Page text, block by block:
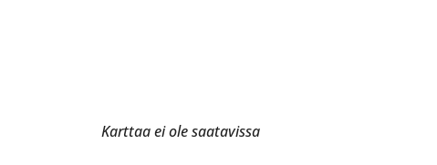
Karttaa ei ole saatavissa